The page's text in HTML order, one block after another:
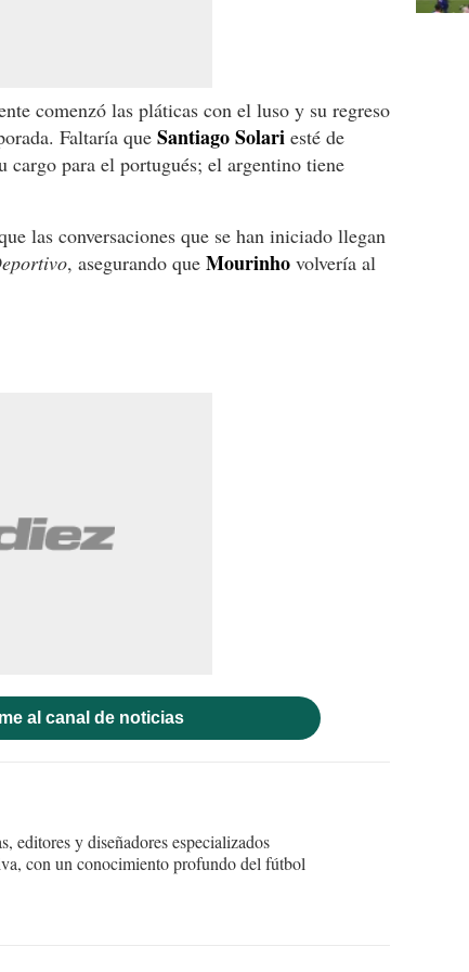
comenzó las pláticas con el luso y su regreso
Faltaría que Santiago Solari esté de
cargo para el portugués; el argentino tiene
las conversaciones que se han iniciado llegan
, asegurando que Mourinho volvería al
al canal de noticias
editores y diseñadores especializados
con un conocimiento profundo del fútbol